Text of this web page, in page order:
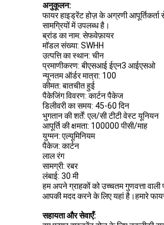
अनुकूलन:
फायर हाइड्रेंट होज़ के अग्रणी
सामग्रियों में उपलब्ध है।
ब्रांड का नाम: सेफवेफ़ायर
मॉडल संख्या: SWHH
उत्पत्ति का स्थान: चीन
प्रमाणीकरण: बीएसआई ईएन3 आईएसओ
न्यूनतम ऑर्डर मात्रा: 100
कीमत: बातचीत हुई
पैकेजिंग विवरण: कार्टन पैकेज
डिलीवरी का समय: 45-60 दिन
भुगतान की शर्तें: एल/सी टीटी वेस्ट यूनियन
आपूर्ति की क्षमता: 100000 पीसी/माह
युग्मन: एल्यूमिनियम
पैकेज: कार्टन
लाल रंग
सामग्री: रबर
लंबाई: 30 मी
हम अपने ग्राहकों को उच्चतम गुणवत्ता
आपकी मदद करने के लिए यहां है।हमारे
सहायता और सेवाएँ: